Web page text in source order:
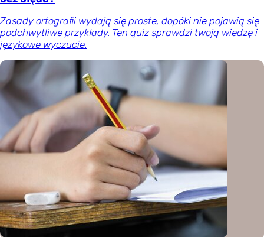
Zasady ortografii wydają się proste, dopóki nie pojawią się
podchwytliwe przykłady. Ten quiz sprawdzi twoją wiedzę i
językowe wyczucie.